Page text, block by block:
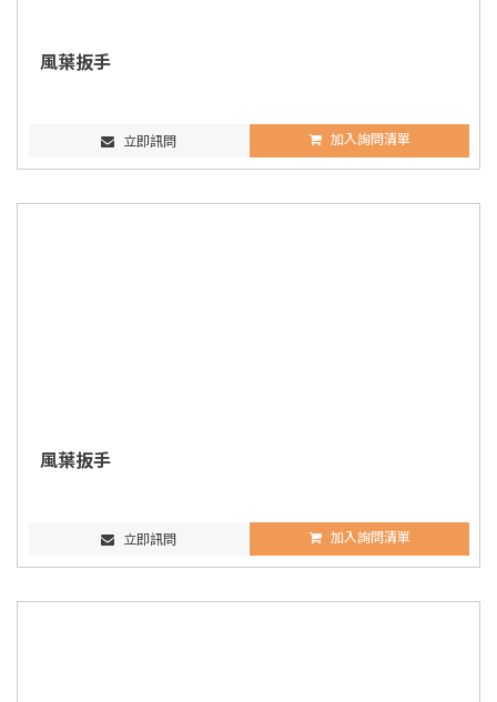
風葉扳手
立即訊問 加入詢問清單
風葉扳手
立即訊問 加入詢問清單